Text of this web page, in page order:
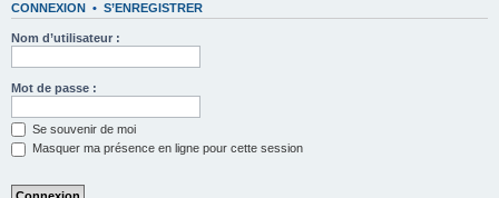
CONNEXION • S’ENREGISTRER
Nom d’utilisateur :
Mot de passe :
Se souvenir de moi
Masquer ma présence en ligne pour cette session